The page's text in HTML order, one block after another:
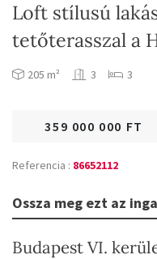
Loft stílusú
tetőterasszal a
205 m² 3 3
359 000 000 FT
Referencia : 86652112
Ossza meg ezt az
Budapest VI.